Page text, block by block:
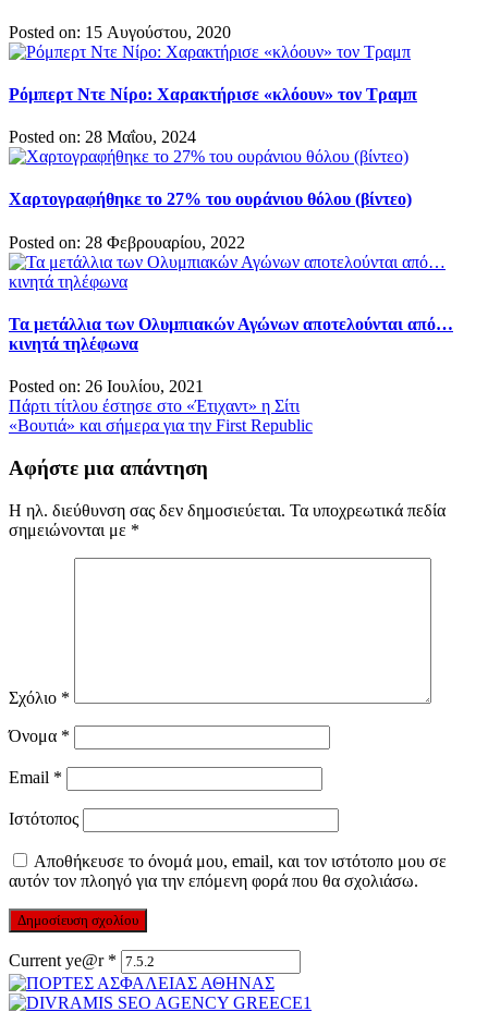
Posted on: 15 Αυγούστου, 2020
Ρόμπερτ Ντε Νίρο: Χαρακτήρισε «κλόουν» τον Τραμπ
Posted on: 28 Μαΐου, 2024
Χαρτογραφήθηκε το 27% του ουράνιου θόλου (βίντεο)
Posted on: 28 Φεβρουαρίου, 2022
Τα μετάλλια των Ολυμπιακών Αγώνων αποτελούνται από…
κινητά τηλέφωνα
Posted on: 26 Ιουλίου, 2021
Πλοήγηση
άρθρων
Πάρτι τίτλου έστησε στο «Έτιχαντ» η Σίτι
«Βουτιά» και σήμερα για την First Republic
Αφήστε μια απάντηση
Η ηλ. διεύθυνση σας δεν δημοσιεύεται. Τα υποχρεωτικά πεδία
σημειώνονται με *
Σχόλιο *
Όνομα *
Email *
Ιστότοπος
Αποθήκευσε το όνομά μου, email, και τον ιστότοπο μου σε
αυτόν τον πλοηγό για την επόμενη φορά που θα σχολιάσω.
Current ye@r *